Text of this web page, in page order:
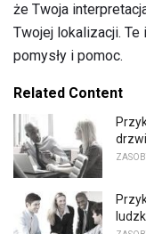
że Twoja
Twojej lokalizacji. Te
pomysły i pomoc.
Related Content